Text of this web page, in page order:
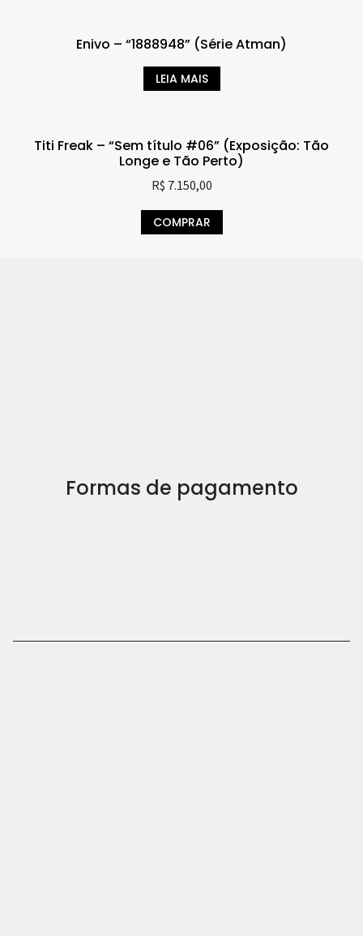
Enivo – “1888948” (Série Atman)
LEIA MAIS
Titi Freak – “Sem título #06” (Exposição: Tão
Longe e Tão Perto)
R$ 7.150,00
COMPRAR
Formas de pagamento